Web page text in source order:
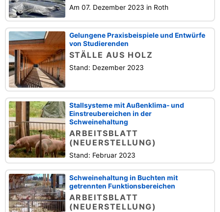
Am 07. Dezember 2023 in Roth
Gelungene Praxisbeispiele und Entwürfe
von Studierenden
STÄLLE AUS HOLZ
Stand: Dezember 2023
Stallsysteme mit Außenklima- und
Einstreubereichen in der
Schweinehaltung
ARBEITSBLATT
(NEUERSTELLUNG)
Stand: Februar 2023
Schweinehaltung in Buchten mit
getrennten Funktionsbereichen
ARBEITSBLATT
(NEUERSTELLUNG)